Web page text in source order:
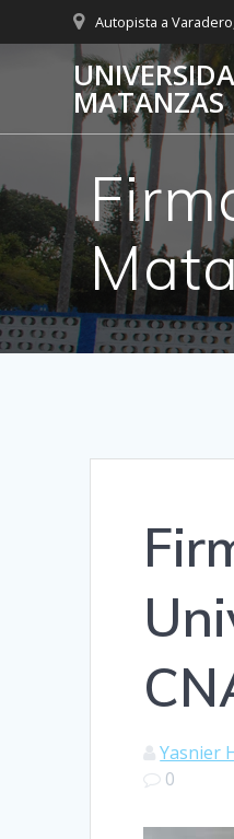
al
contenido
Autopista a
MATANZAS
Yasnier
0